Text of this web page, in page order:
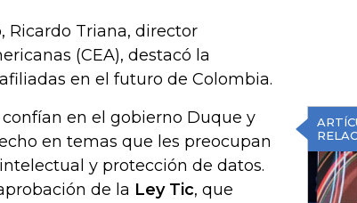
Ricardo Triana, director
(CEA), destacó la
en el futuro de Colombia.
en el gobierno Duque y
en temas que les preocupan
y protección de datos.
de la Ley Tic, que